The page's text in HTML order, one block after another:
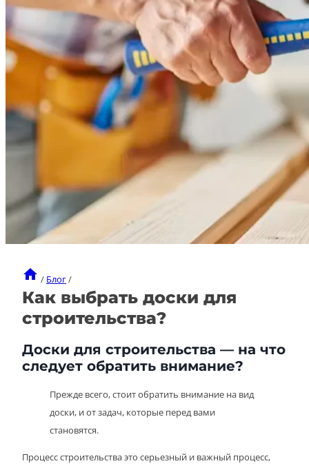
/ Блог/
Как выбрать доски для
строительства?
Доски для строительства — на что
следует обратить внимание?
Прежде всего, стоит обратить внимание на вид
доски, и от задач, которые перед вами
становятся.
Процесс строительства это серьезный и важный процесс,